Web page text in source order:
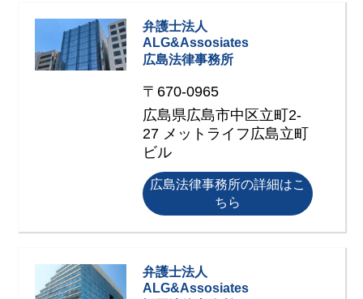
弁護士法人
ALG&Assosiates
広島法律事務所
〒670-0965
広島県広島市中区立町2-
27 メットライフ広島立町
ビル
広島法律事務所の詳細はこ
ちら
弁護士法人
ALG&Assosiates